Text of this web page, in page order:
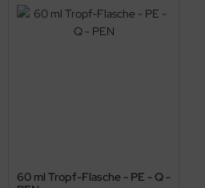
60 ml Tropf-Flasche - PE - Q -